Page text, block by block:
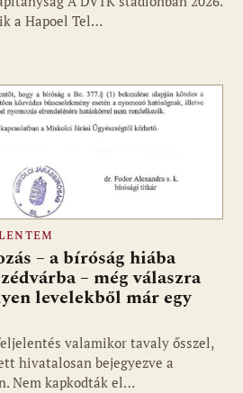
a Hapoel Tel…
– a bíróság hiába
– még válaszra
levelekből már egy
valamikor tavaly ősszel,
hivatalosan bejegyezve a
Nem kapkodták el…